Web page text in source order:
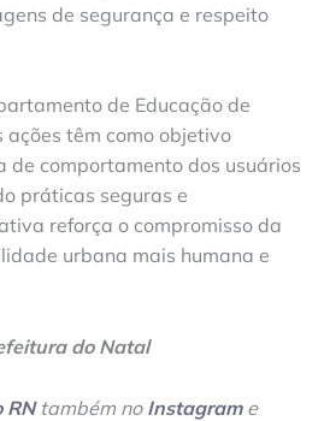
de segurança e respeito
de Educação de
ações têm como objetivo
de comportamento dos usuários
práticas seguras e
reforça o compromisso da
urbana mais humana e
do Natal
RNtambém no Instagrame